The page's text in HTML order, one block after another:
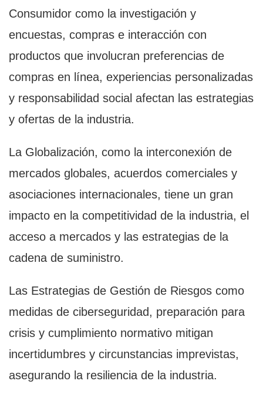
Consumidor como la investigación y
encuestas, compras e interacción con
productos que involucran preferencias de
compras en línea, experiencias personalizadas
y responsabilidad social afectan las estrategias
y ofertas de la industria.
La Globalización, como la interconexión de
mercados globales, acuerdos comerciales y
asociaciones internacionales, tiene un gran
impacto en la competitividad de la industria, el
acceso a mercados y las estrategias de la
cadena de suministro.
Las Estrategias de Gestión de Riesgos como
medidas de ciberseguridad, preparación para
crisis y cumplimiento normativo mitigan
incertidumbres y circunstancias imprevistas,
asegurando la resiliencia de la industria.